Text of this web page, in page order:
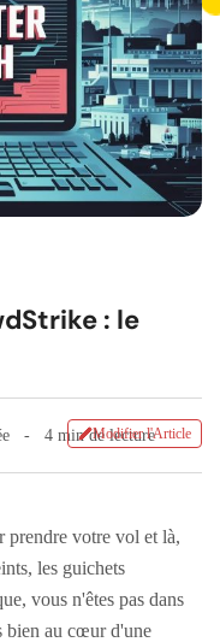
: le
4 min de lecture
Modifier l'Article
prendre votre vol et là,
les guichets
vous n'êtes pas dans
bien au cœur d'une